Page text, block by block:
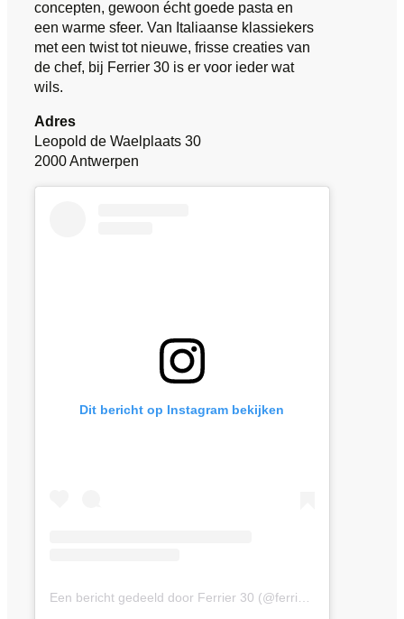
concepten, gewoon écht goede pasta en
een warme sfeer. Van Italiaanse klassiekers
met een twist tot nieuwe, frisse creaties van
de chef, bij Ferrier 30 is er voor ieder wat
wils.
Adres
Leopold de Waelplaats 30
2000 Antwerpen
Dit bericht op Instagram bekijken